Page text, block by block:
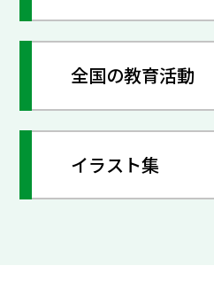
全国の教育活動
イラスト集